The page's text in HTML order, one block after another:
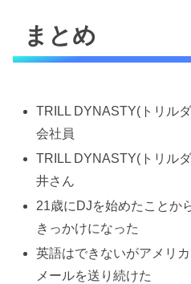
まとめ
TRILL DYNASTY(トリル
会社員
TRILL DYNASTY(トリル
井さん
21歳にDJを始めたことか
きっかけになった
英語はできないがアメリ
メールを送り続けた